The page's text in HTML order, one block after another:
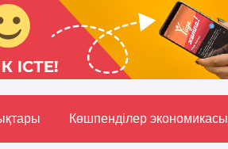
Көшпенділер экономикасы